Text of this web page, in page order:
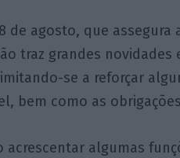
de agosto, que
traz grandes
se a reforçar
bem como as
algumas